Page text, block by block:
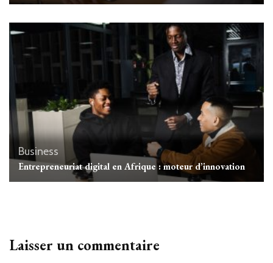
Business
Entrepreneuriat digital en Afrique : moteur d’innovation
Laisser un commentaire